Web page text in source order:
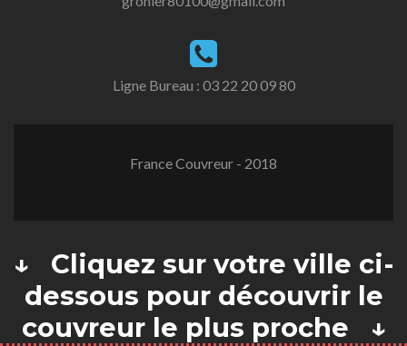
Ligne Bureau : 03 22 20 09 80
France Couvreur - 2018
↓ Cliquez sur votre ville ci-
dessous pour découvrir le
couvreur le plus proche ↓